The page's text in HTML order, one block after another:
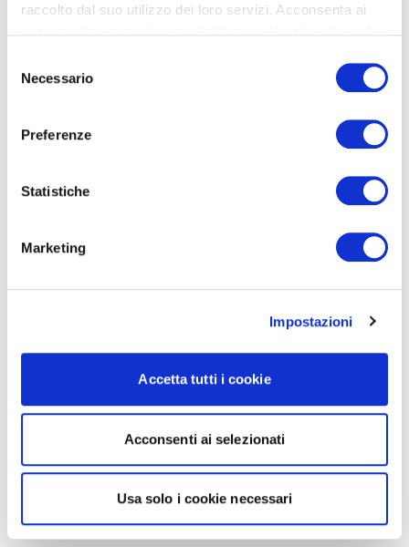
raccolto dal suo utilizzo dei loro servizi. Acconsenta ai
delNecessario
Preferenze
Statistiche
Marketing
Impostazioni
Accetta tutti i cookie
Acconsenti ai selezionati
Usa solo i cookie necessari